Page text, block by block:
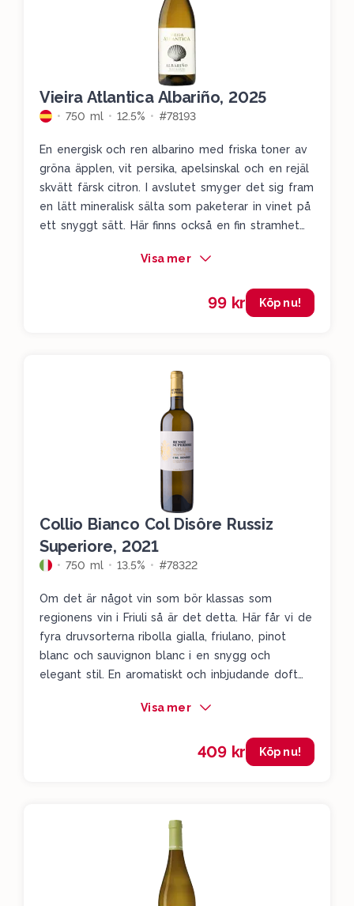
Vieira Atlantica Albariño, 2025
750 ml 12.5% #78193
En energisk och ren albarino med friska toner av
gröna äpplen, vit persika, apelsinskal och en rejäl
skvätt färsk citron. I avslutet smyger det sig fram
en lätt mineralisk sälta som paketerar in vinet på
ett snyggt sätt. Här finns också en fin stramhet
vara ett av vårens allra största fynd sett till
Visa mer
99 kr Köp nu!
Collio Bianco Col Disôre Russiz
Superiore, 2021
750 ml 13.5% #78322
Om det är något vin som bör klassas som
regionens vin i Friuli så är det detta. Här får vi de
fyra druvsorterna ribolla gialla, friulano, pinot
blanc och sauvignon blanc i en snygg och
elegant stil. En aromatiskt och inbjudande doft
mynta, vit persika, rivet apelsinskal, lätta rökiga
man inte kan få nog av. I smaken får vi tydliga
örtiga toner av salvia men även basilika och
Visa mer
409 kr Köp nu!